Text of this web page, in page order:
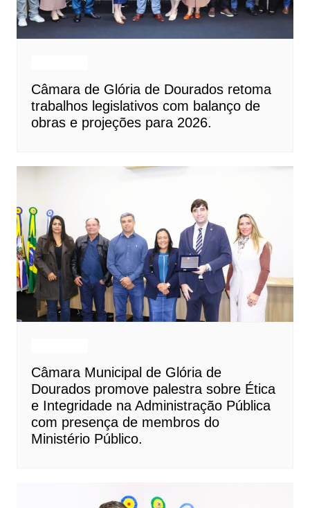
Câmara de Glória de Dourados retoma
trabalhos legislativos com balanço de
obras e projeções para 2026.
Câmara Municipal de Glória de
Dourados promove palestra sobre Ética
e Integridade na Administração Pública
com presença de membros do
Ministério Público.